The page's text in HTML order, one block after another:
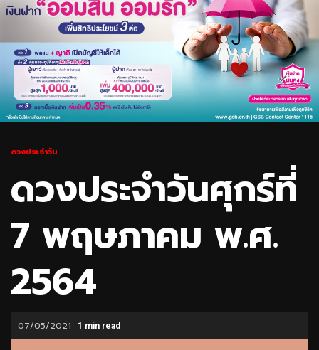
ดวงประจำวัน
ดวงประจำวันศุกร์ที่
7 พฤษภาคม พ.ศ.
2564
07/05/2021 1 min read